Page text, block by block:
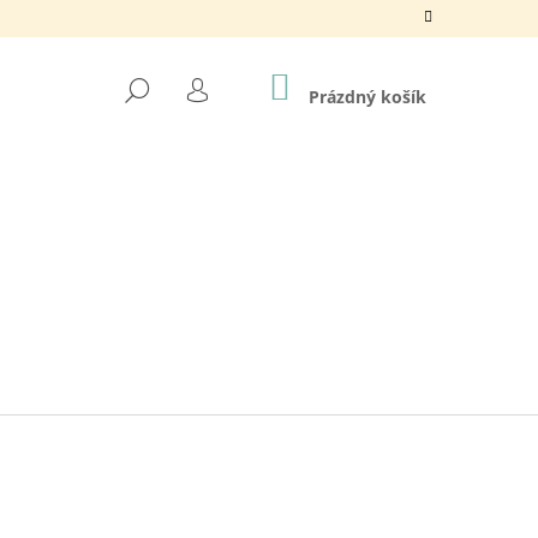
HLEDAT
PŘIHLÁŠENÍ
NÁKUPNÍ
KOŠÍK
Prázdný košík